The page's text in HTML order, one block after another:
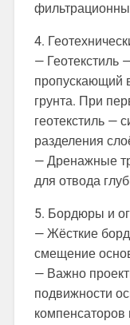
4.
— Геотекстиль
пропускающий
грунта. При
геотекстиль —
разделения
— Дренажные
для отвода
5. Бордюры и
— Жёсткие
смещение
— Важно
подвижности
компенсаторов